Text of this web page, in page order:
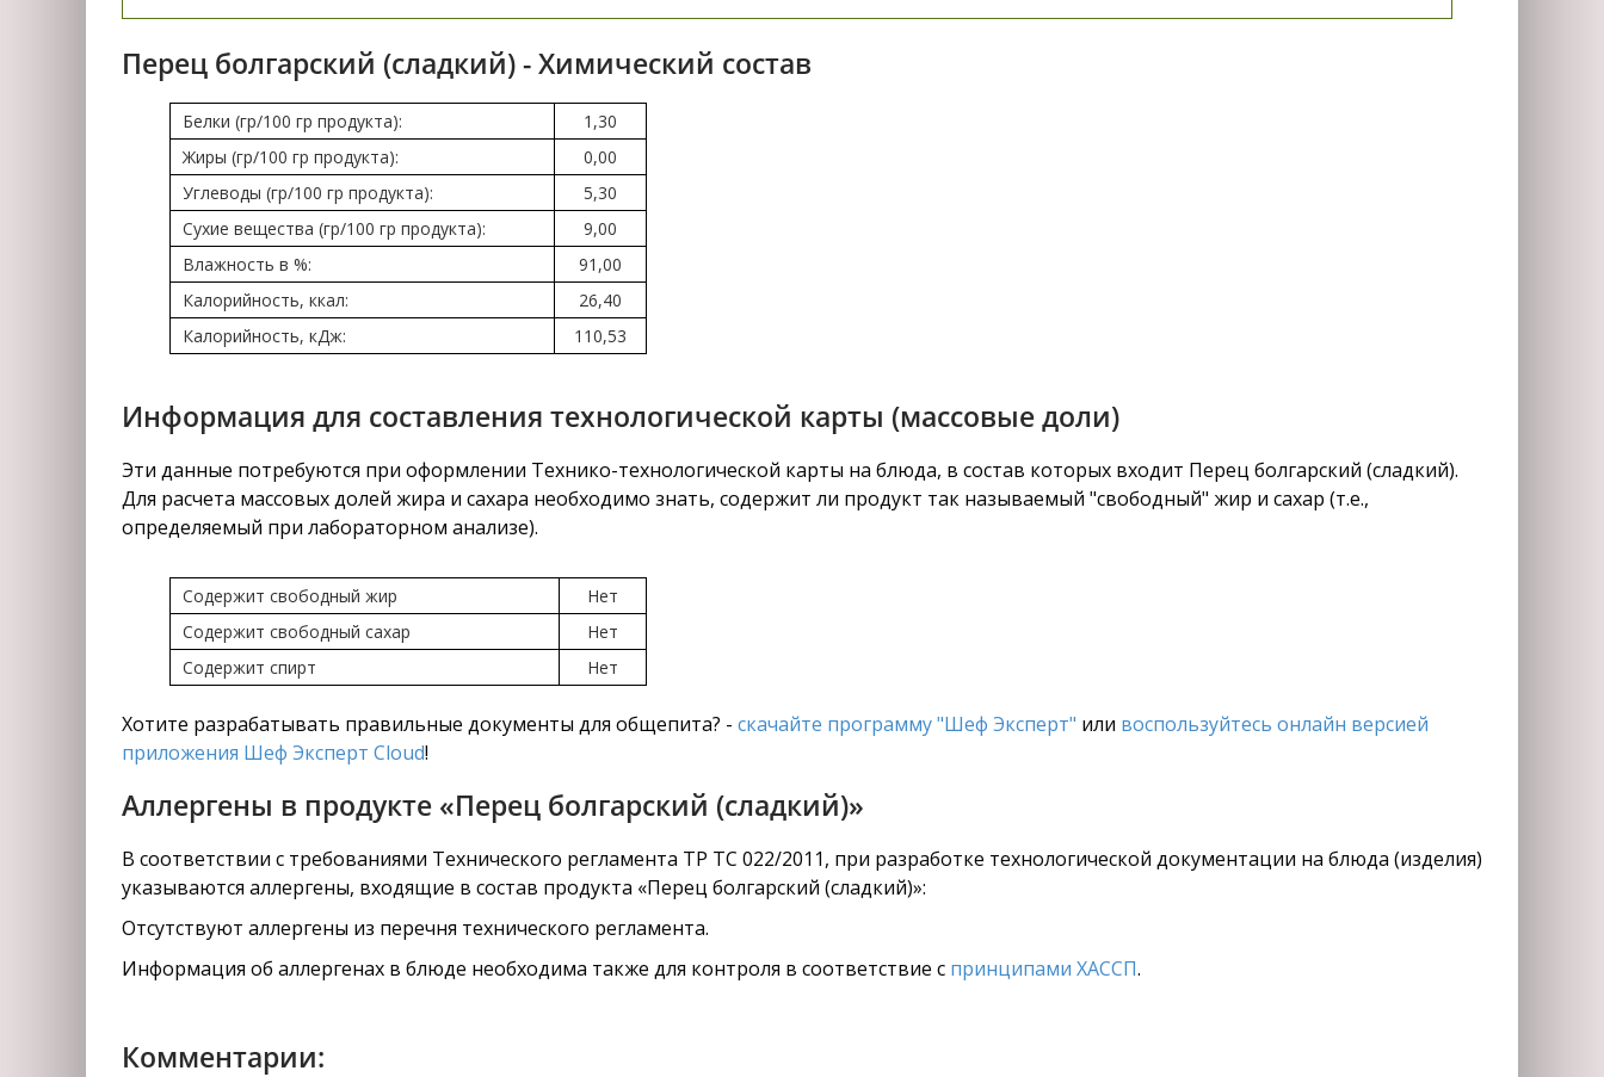
Перец болгарский (сладкий) - Химический состав
Белки (гр/100 гр продукта):
1,30
Жиры (гр/100 гр продукта):
0,00
Углеводы (гр/100 гр продукта):
5,30
Сухие вещества (гр/100 гр продукта):
9,00
Влажность в %:
91,00
Калорийность, ккал:
26,40
Калорийность, кДж:
110,53
Информация для составления технологической карты (массовые доли)
Эти данные потребуются при оформлении Технико-технологической карты на блюда, в состав которых входит Перец болгарский (сладкий).
Для расчета массовых долей жира и сахара необходимо знать, содержит ли продукт так называемый "свободный" жир и сахар (т.е.,
определяемый при лабораторном анализе).
Содержит свободный жир
Нет
Содержит свободный сахар
Нет
Содержит спирт
Нет
Хотите разрабатывать правильные документы для общепита? - скачайте программу "Шеф Эксперт" или воспользуйтесь онлайн версией
приложения Шеф Эксперт Cloud!
Аллергены в продукте «Перец болгарский (сладкий)»
В соответствии с требованиями Технического регламента ТР ТС 022/2011, при разработке технологической документации на блюда (изделия)
указываются аллергены, входящие в состав продукта «Перец болгарский (сладкий)»:
Отсутствуют аллергены из перечня технического регламента.
Информация об аллергенах в блюде необходима также для контроля в соответствие с принципами ХАССП.
Комментарии: